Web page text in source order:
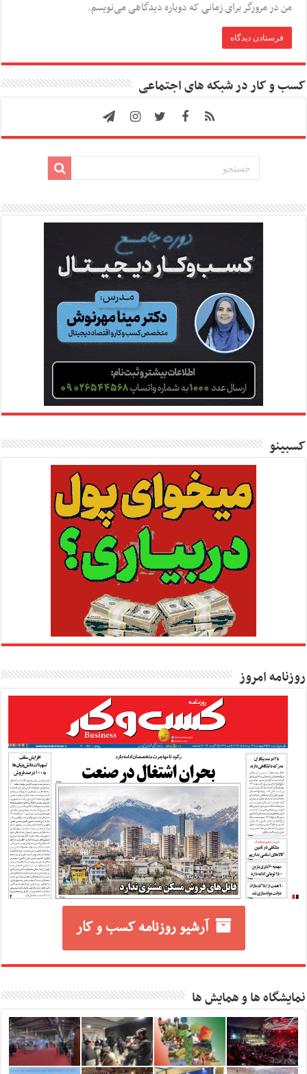
من در مرورگر برای زمانی که دوباره دیدگاهی می‌نویسم.
کسب و کار در شبکه های اجتماعی
کسبینو
روزنامه امروز
آرشیو روزنامه کسب و کار
نمایشگاه ها و همایش ها